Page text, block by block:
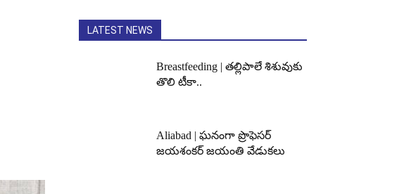
LATEST NEWS
Breastfeeding | తల్లిపాలే శిశువుకు
తొలి టీకా..
Aliabad | ఘనంగా ప్రొఫెసర్
జయశంకర్ జయంతి వేడుకలు